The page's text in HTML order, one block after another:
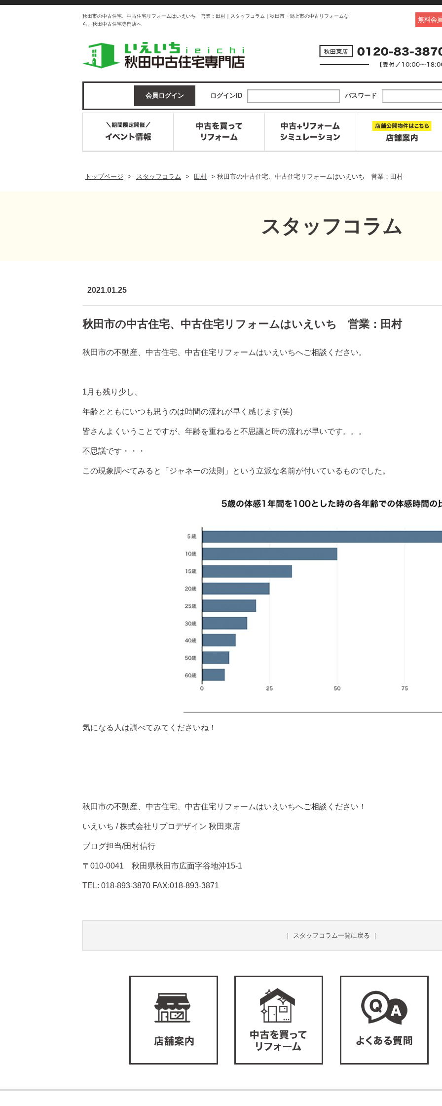
秋田市の中古住宅、中古住宅リフォームはいえいち 営業：田村｜スタッフコラム｜秋田市・潟上市の中古リフォームな
ら、秋田中古住宅専門店へ
無料会
会員ログイン ログインID パスワード
トップページ
> スタッフコラム > 田村 > 秋田市の中古住宅、中古住宅リフォームはいえいち 営業：田村
スタッフコラム
2021.01.25
秋田市の中古住宅、中古住宅リフォームはいえいち 営業：田村
秋田市の不動産、中古住宅、中古住宅リフォームはいえいちへご相談ください。
1月も残り少し、
年齢とともにいつも思うのは時間の流れが早く感じます(笑)
皆さんよくいうことですが、年齢を重ねると不思議と時の流れが早いです。。。
不思議です・・・
この現象調べてみると「ジャネーの法則」という立派な名前が付いているものでした。
気になる人は調べてみてくださいね！
秋田市の不動産、中古住宅、中古住宅リフォームはいえいちへご相談ください！
いえいち / 株式会社リプロデザイン 秋田東店
ブログ担当/田村信行
〒010-0041 秋田県秋田市広面字谷地沖15-1
TEL: 018-893-3870 FAX:018-893-3871
｜ スタッフコラム一覧に戻る ｜